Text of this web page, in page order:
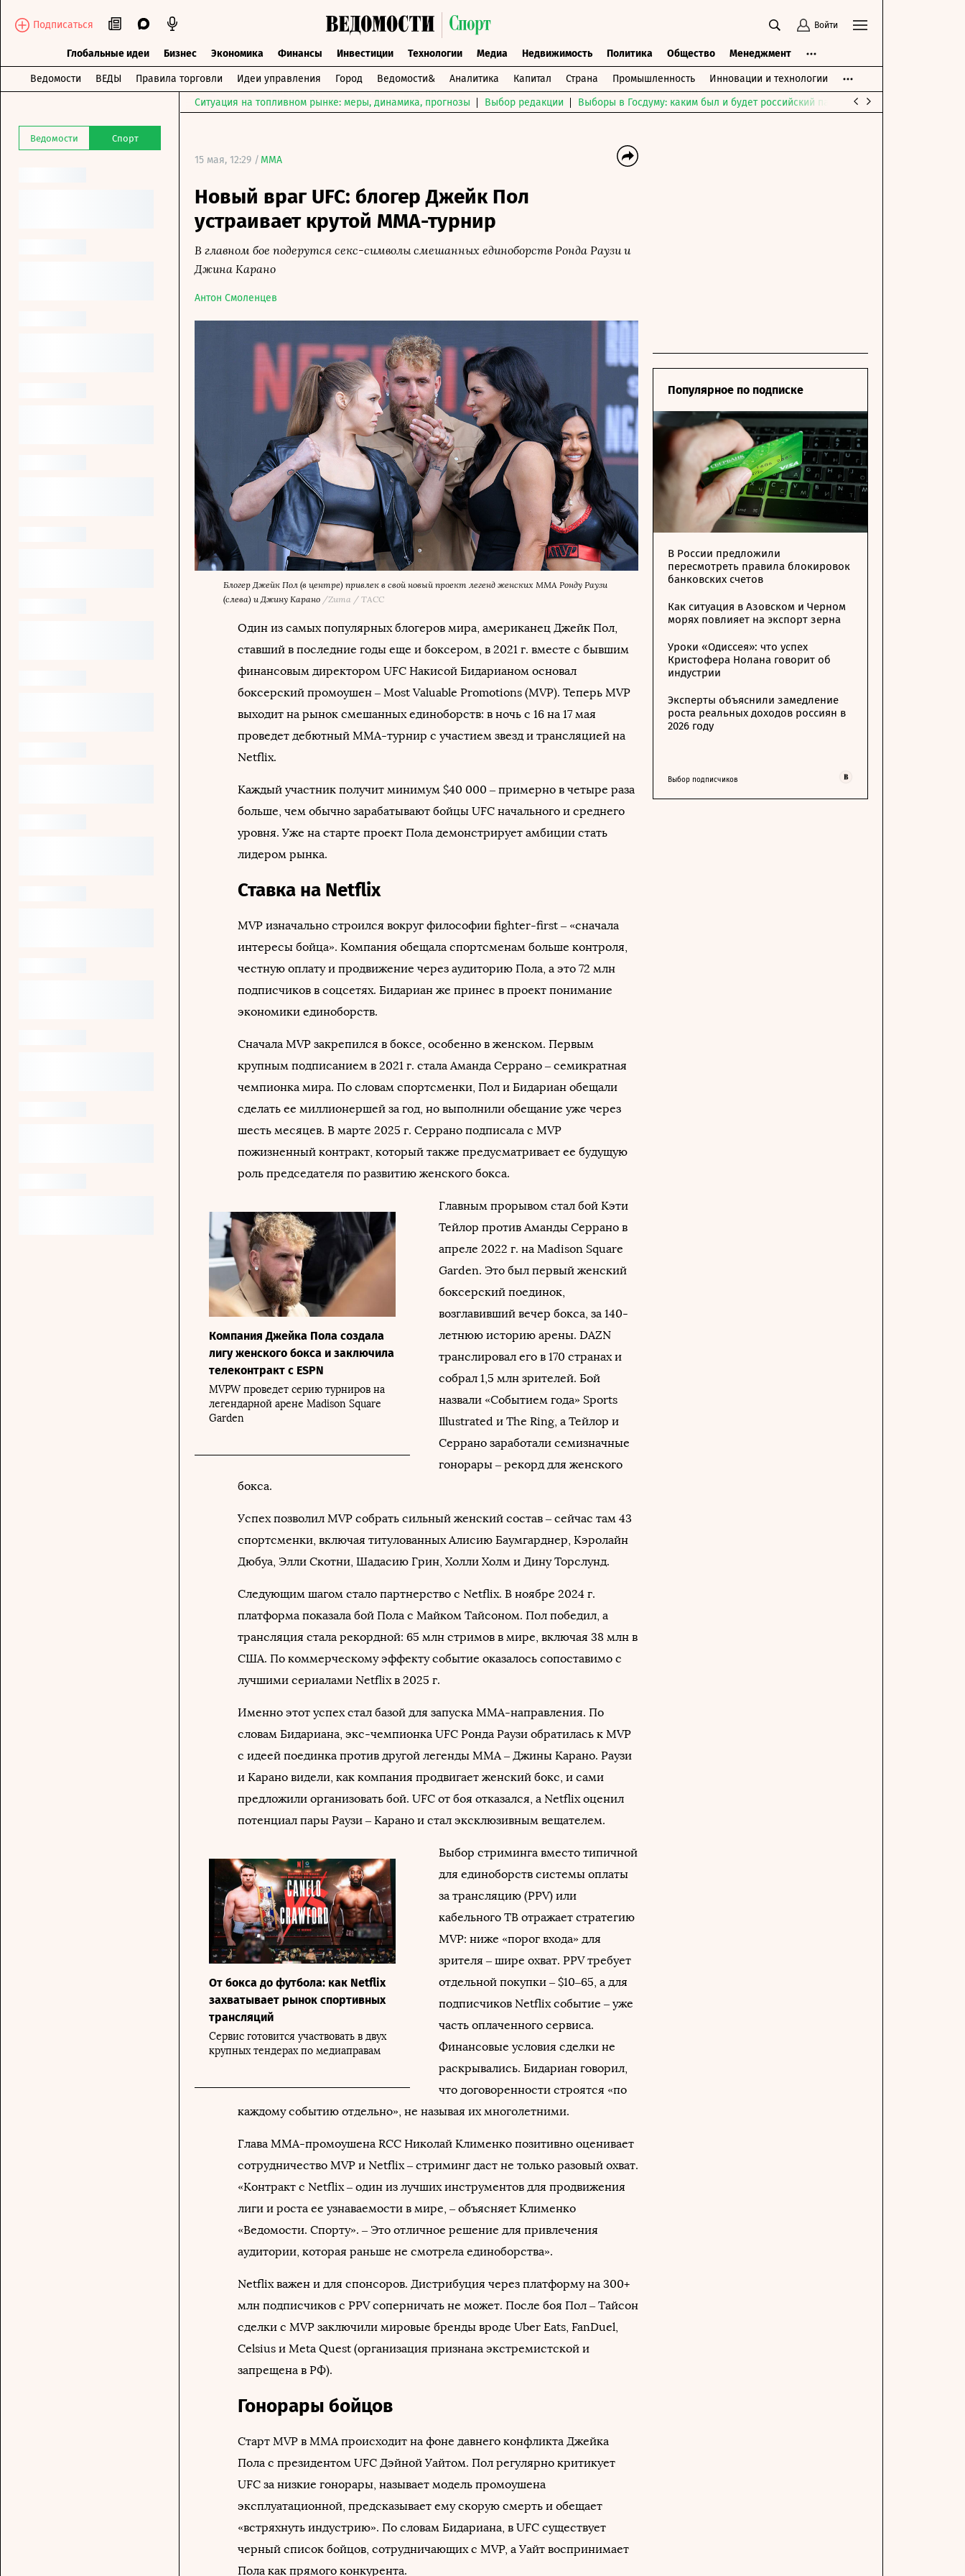
Подписаться Войти
Глобальные идеи Бизнес Экономика Финансы Инвестиции Технологии Медиа Недвижимость Политика Общество Менеджмент
Ведомости ВЕДЫ Правила торговли Идеи управления Город Ведомости& Аналитика Капитал Страна Промышленность Инновации и технологии
Ведомости Спорт
Ситуация на топливном рынке: меры, динамика, прогнозы Выбор редакции Выборы в Госдуму: каким был и будет российский парламент
15 мая, 12:29 / MMA
Новый враг UFC: блогер Джейк Пол
устраивает крутой ММА-турнир
В главном бое подерутся секс-символы смешанных единоборств Ронда Раузи и
Джина Карано
Антон Смоленцев
Блогер Джейк Пол (в центре) привлек в свой новый проект легенд женских ММА Ронду Раузи
(слева) и Джину Карано /Zuma / ТАСС
Один из самых популярных блогеров мира, американец Джейк Пол,
ставший в последние годы еще и боксером, в 2021 г. вместе с бывшим
финансовым директором UFC Накисой Бидарианом основал
боксерский промоушен – Most Valuable Promotions (MVP). Теперь MVP
выходит на рынок смешанных единоборств: в ночь с 16 на 17 мая
проведет дебютный MMA-турнир с участием звезд и трансляцией на
Netflix.
Каждый участник получит минимум $40 000 – примерно в четыре раза
больше, чем обычно зарабатывают бойцы UFC начального и среднего
уровня. Уже на старте проект Пола демонстрирует амбиции стать
лидером рынка.
Ставка на Netflix
MVP изначально строился вокруг философии fighter-first – «сначала
интересы бойца». Компания обещала спортсменам больше контроля,
честную оплату и продвижение через аудиторию Пола, а это 72 млн
подписчиков в соцсетях. Бидариан же принес в проект понимание
экономики единоборств.
Сначала MVP закрепился в боксе, особенно в женском. Первым
крупным подписанием в 2021 г. стала Аманда Серрано – семикратная
чемпионка мира. По словам спортсменки, Пол и Бидариан обещали
сделать ее миллионершей за год, но выполнили обещание уже через
шесть месяцев. В марте 2025 г. Серрано подписала с MVP
пожизненный контракт, который также предусматривает ее будущую
роль председателя по развитию женского бокса.
Компания Джейка Пола создала
лигу женского бокса и заключила
телеконтракт с ESPN
MVPW проведет серию турниров на
легендарной арене Madison Square
Garden
Главным прорывом стал бой Кэти
Тейлор против Аманды Серрано в
апреле 2022 г. на Madison Square
Garden. Это был первый женский
боксерский поединок,
возглавивший вечер бокса, за 140-
летнюю историю арены. DAZN
транслировал его в 170 странах и
собрал 1,5 млн зрителей. Бой
назвали «Событием года» Sports
Illustrated и The Ring, а Тейлор и
Серрано заработали семизначные
гонорары – рекорд для женского
бокса.
Успех позволил MVP собрать сильный женский состав – сейчас там 43
спортсменки, включая титулованных Алисию Баумгарднер, Кэролайн
Дюбуа, Элли Скотни, Шадасию Грин, Холли Холм и Дину Торслунд.
Следующим шагом стало партнерство с Netflix. В ноябре 2024 г.
платформа показала бой Пола с Майком Тайсоном. Пол победил, а
трансляция стала рекордной: 65 млн стримов в мире, включая 38 млн в
США. По коммерческому эффекту событие оказалось сопоставимо с
лучшими сериалами Netflix в 2025 г.
Именно этот успех стал базой для запуска MMA-направления. По
словам Бидариана, экс-чемпионка UFC Ронда Раузи обратилась к MVP
с идеей поединка против другой легенды ММА – Джины Карано. Раузи
и Карано видели, как компания продвигает женский бокс, и сами
предложили организовать бой. UFC от боя отказался, а Netflix оценил
потенциал пары Раузи – Карано и стал эксклюзивным вещателем.
От бокса до футбола: как Netflix
захватывает рынок спортивных
трансляций
Сервис готовится участвовать в двух
крупных тендерах по медиаправам
Выбор стриминга вместо типичной
для единоборств системы оплаты
за трансляцию (PPV) или
кабельного ТВ отражает стратегию
MVP: ниже «порог входа» для
зрителя – шире охват. PPV требует
отдельной покупки – $10–65, а для
подписчиков Netflix событие – уже
часть оплаченного сервиса.
Финансовые условия сделки не
раскрывались. Бидариан говорил,
что договоренности строятся «по
каждому событию отдельно», не называя их многолетними.
Глава MMA-промоушена RCC Николай Клименко позитивно оценивает
сотрудничество MVP и Netflix – стриминг даст не только разовый охват.
«Контракт с Netflix – один из лучших инструментов для продвижения
лиги и роста ее узнаваемости в мире, – объясняет Клименко
«Ведомости. Спорту». – Это отличное решение для привлечения
аудитории, которая раньше не смотрела единоборства».
Netflix важен и для спонсоров. Дистрибуция через платформу на 300+
млн подписчиков с PPV соперничать не может. После боя Пол – Тайсон
сделки с MVP заключили мировые бренды вроде Uber Eats, FanDuel,
Celsius и Meta Quest (организация признана экстремистской и
запрещена в РФ).
Гонорары бойцов
Старт MVP в MMA происходит на фоне давнего конфликта Джейка
Пола с президентом UFC Дэйной Уайтом. Пол регулярно критикует
UFC за низкие гонорары, называет модель промоушена
эксплуатационной, предсказывает ему скорую смерть и обещает
«встряхнуть индустрию». По словам Бидариана, в UFC существует
черный список бойцов, сотрудничающих с MVP, а Уайт воспринимает
Пола как прямого конкурента.
Популярное по подписке
В России предложили
пересмотреть правила блокировок
банковских счетов
Как ситуация в Азовском и Черном
морях повлияет на экспорт зерна
Уроки «Одиссея»: что успех
Кристофера Нолана говорит об
индустрии
Эксперты объяснили замедление
роста реальных доходов россиян в
2026 году
Выбор подписчиков